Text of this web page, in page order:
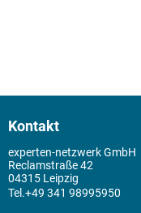
Kontakt
experten-netzwerk GmbH
Reclamstraße 42
04315 Leipzig
+49 341 98995950